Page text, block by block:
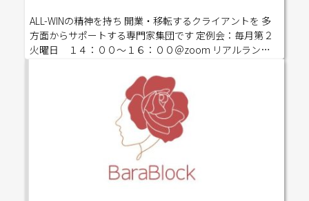
ムスケジュール】（毎月第３水曜日10:00-12:00／Zoomに
て開催）10:00～10:15 アイスブレイク＋会の説明10:20～
10:28 D・カーネギー「人を動かす」シェア 10:28～10:40
50 相互ビジネスPR ご説明 ３〜５人のグループになっ
て、１人ずつご自身のビジネスのプレゼンテーションを
していただきます。プレゼンテーションの時間はグルー
プ人数によって多少変わりますが、２分前後です。 10:50
～11:40 相互ビジネスPR＋質問 11:40～11:47 7分コミュニ
ケーションランダムにペアをつくり、１対１でお話しい
ただきます。初めましての方であれば、ご自身のお仕事
のお話をしていただきます。２回目以上お会いしている
ALL-WINの精神を持ち 開業・移転するクライアントを 多
方面からサポートする専門家集団です 定例会：毎月第２
火曜日 １４：００～１６：００＠zoom リアルランチ